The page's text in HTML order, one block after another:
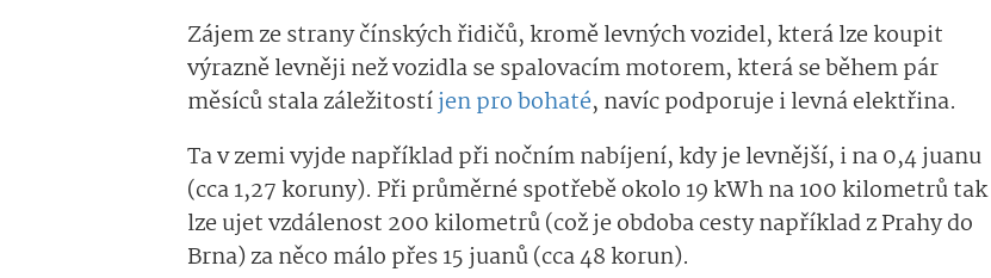
Zájem ze strany čínských řidičů, kromě levných vozidel, která lze koupit
výrazně levněji než vozidla se spalovacím motorem, která se během pár
měsíců stala záležitostíjen pro bohaté, navíc podporuje i levná elektřina.
Ta v zemi vyjde například při nočním nabíjení, kdy je levnější, i na 0,4 juanu
(cca 1,27 koruny). Při průměrné spotřebě okolo 19 kWh na 100 kilometrů tak
lze ujet vzdálenost 200 kilometrů (což je obdoba cesty například z Prahy do
Brna) za něco málo přes 15 juanů (cca 48 korun).